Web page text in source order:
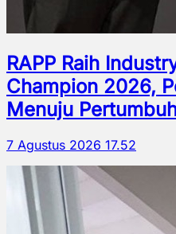
RAPP Raih
Champion 2026,
Menuju
7 Agustus 2026 17.52